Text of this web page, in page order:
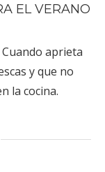
EL VERANO
aprieta
y que no
la cocina.